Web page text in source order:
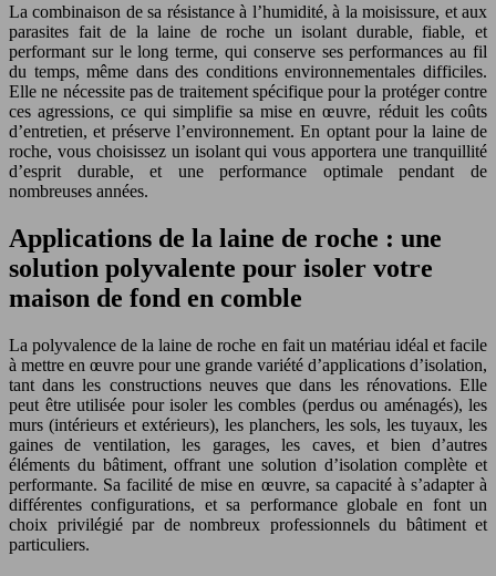
La combinaison de sa résistance à l’humidité, à la moisissure, et aux
parasites fait de la laine de roche un isolant durable, fiable, et
performant sur le long terme, qui conserve ses performances au fil
du temps, même dans des conditions environnementales difficiles.
Elle ne nécessite pas de traitement spécifique pour la protéger contre
ces agressions, ce qui simplifie sa mise en œuvre, réduit les coûts
d’entretien, et préserve l’environnement. En optant pour la laine de
roche, vous choisissez un isolant qui vous apportera une tranquillité
d’esprit durable, et une performance optimale pendant de
nombreuses années.
Applications de la laine de roche : une
solution polyvalente pour isoler votre
maison de fond en comble
La polyvalence de la laine de roche en fait un matériau idéal et facile
à mettre en œuvre pour une grande variété d’applications d’isolation,
tant dans les constructions neuves que dans les rénovations. Elle
peut être utilisée pour isoler les combles (perdus ou aménagés), les
murs (intérieurs et extérieurs), les planchers, les sols, les tuyaux, les
gaines de ventilation, les garages, les caves, et bien d’autres
éléments du bâtiment, offrant une solution d’isolation complète et
performante. Sa facilité de mise en œuvre, sa capacité à s’adapter à
différentes configurations, et sa performance globale en font un
choix privilégié par de nombreux professionnels du bâtiment et
particuliers.